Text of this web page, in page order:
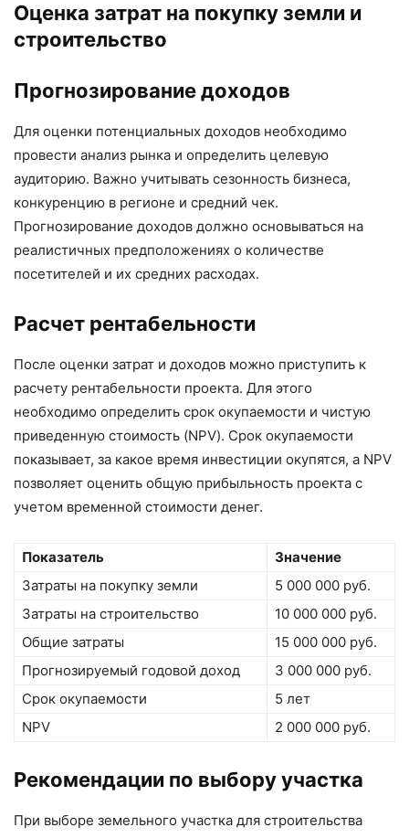
Оценка затрат на покупку земли и
строительство
Прогнозирование доходов
Для оценки потенциальных доходов необходимо
провести анализ рынка и определить целевую
аудиторию. Важно учитывать сезонность бизнеса,
конкуренцию в регионе и средний чек.
Прогнозирование доходов должно основываться на
реалистичных предположениях о количестве
посетителей и их средних расходах.
Расчет рентабельности
После оценки затрат и доходов можно приступить к
расчету рентабельности проекта. Для этого
необходимо определить срок окупаемости и чистую
приведенную стоимость (NPV). Срок окупаемости
показывает, за какое время инвестиции окупятся, а NPV
позволяет оценить общую прибыльность проекта с
учетом временной стоимости денег.
Показатель
Значение
Затраты на покупку земли
5 000 000 руб.
Затраты на строительство
10 000 000 руб.
Общие затраты
15 000 000 руб.
Прогнозируемый годовой доход
3 000 000 руб.
Срок окупаемости
5 лет
NPV
2 000 000 руб.
Рекомендации по выбору участка
При выборе земельного участка для строительства